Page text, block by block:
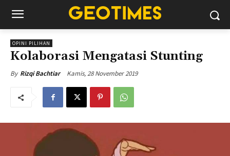
OPINI PILIHAN
Kolaborasi Mengatasi Stunting
By Rizqi Bachtiar Kamis, 28 November 2019